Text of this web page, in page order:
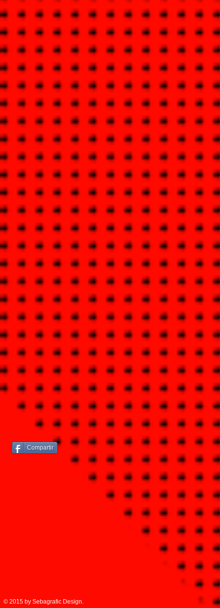
Compartir
© 2015 by Sebagrafic Design.